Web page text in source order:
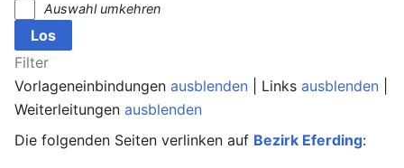
Auswahl umkehren
Filter
Vorlageneinbindungen ausblenden | Links ausblenden
Weiterleitungen ausblenden
Die folgenden Seiten verlinken auf Bezirk Eferding: